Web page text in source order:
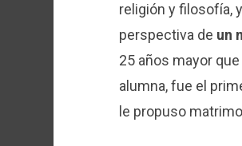
religión y filosofía,
perspectiva de un
25 años mayor
alumna, fue el
le propuso